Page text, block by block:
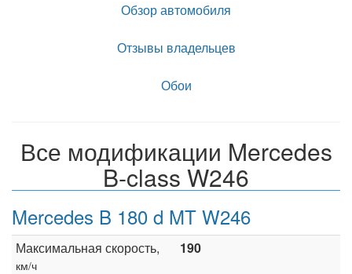
Обзор автомобиля
Отзывы владельцев
Обои
Все модификации Mercedes
B-class W246
Mercedes B 180 d MT W246
Максимальная скорость,
км/ч
190